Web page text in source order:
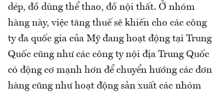
dép, đồ dùng thể thao, đồ nội thất. Ở nhóm
hàng này, việc tăng thuế sẽ khiến cho các công
ty đa quốc gia của Mỹ đang hoạt động tại Trung
Quốc cũng như các công ty nội địa Trung Quốc
có động cơ mạnh hơn để chuyển hướng các đơn
hàng cũng như hoạt động sản xuất các nhóm